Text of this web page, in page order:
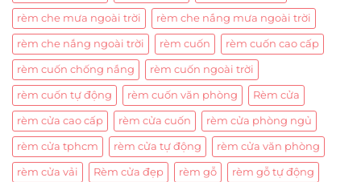
rèm che mưa ngoài trời rèm che nắng mưa ngoài trời
rèm che nắng ngoài trời rèm cuốn rèm cuốn cao cấp
rèm cuốn chống nắng rèm cuốn ngoài trời
rèm cuốn tự động rèm cuốn văn phòng Rèm cửa
rèm cửa cao cấp rèm cửa cuốn rèm cửa phòng ngủ
rèm cửa tphcm rèm cửa tự động rèm cửa văn phòng
rèm cửa vải Rèm cửa đẹp rèm gỗ rèm gỗ tự động